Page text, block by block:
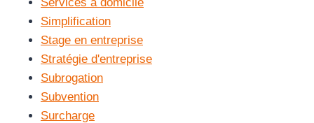
Simplification
Stage en entreprise
Stratégie d'entreprise
Subrogation
Subvention
Surcharge